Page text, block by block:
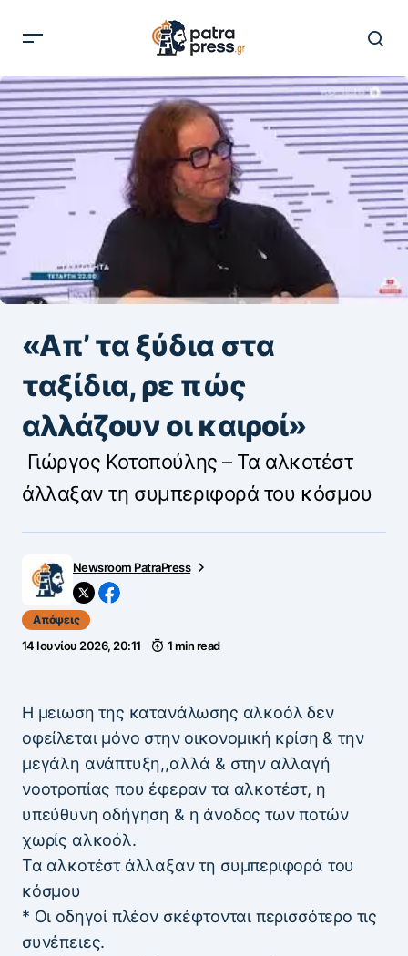
«Απ’ τα ξύδια στα
ταξίδια, ρε πώς
αλλάζουν οι καιροί»
Γιώργος Κοτοπούλης – Τα αλκοτέστ
άλλαξαν τη συμπεριφορά του κόσμου
Newsroom PatraPress
Απόψεις
14 Ιουνίου 2026, 20:11 1 min read
Η μειωση της κατανάλωσης αλκοόλ δεν
οφείλεται μόνο στην οικονομική κρίση & την
μεγάλη ανάπτυξη,,αλλά & στην αλλαγή
νοοτροπίας που έφεραν τα αλκοτέστ, η
υπεύθυνη οδήγηση & η άνοδος των ποτών
χωρίς αλκοόλ.
Τα αλκοτέστ άλλαξαν τη συμπεριφορά του
κόσμου
* Οι οδηγοί πλέον σκέφτονται περισσότερο τις
συνέπειες.